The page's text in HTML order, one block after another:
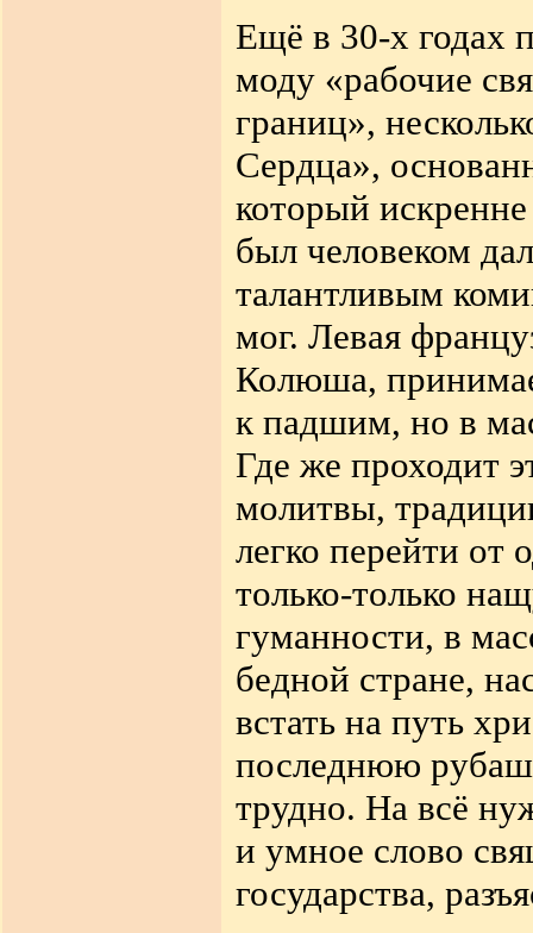
Ещё в 30-х годах
моду «рабочие
границ»,
Сердца»,
который
был человеком
талантливым
мог. Левая
Колюша,
к падшим, но в
Где же проходит
молитвы,
легко перейти от
только-только
гуманности, в
бедной стране,
встать на путь
последнюю
трудно. На всё
и умное слово
государства,